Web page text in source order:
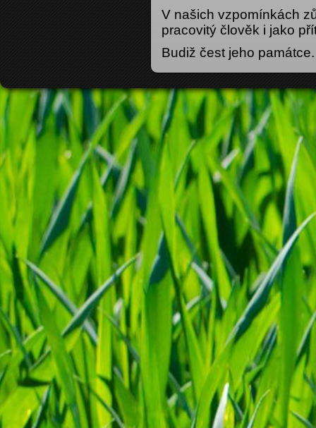
V našich vzpomínkách
pracovitý člověk i jako
Budiž čest jeho památce.